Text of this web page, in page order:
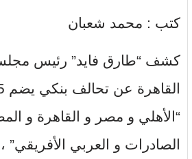
كتب : محمد شعبان
كشف “طارق فايد” رئيس
“الأهلي و مصر و القاهرة و
الصادرات و العربي الأفريقي”